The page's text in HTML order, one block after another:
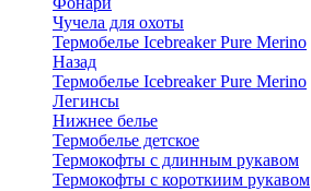
Чучела для охоты
Термобелье Icebreaker Pure Merino
Назад
Термобелье Icebreaker Pure Merino
Легинсы
Нижнее белье
Термобелье детское
Термокофты с длинным рукавом
Термокофты с короткиим рукавом